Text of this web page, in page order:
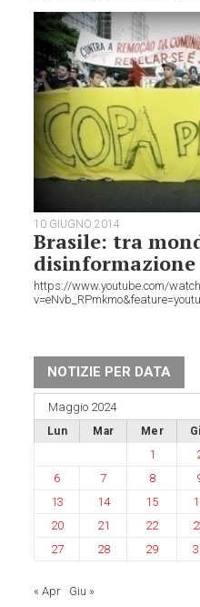
10 GIUGNO 2014
Brasile: tra
disinformazione
https://www.youtube.com/
NOTIZIE PER DATA
Maggio 2024
Lun Mar Mer
1
6
7 8
13
14 15
20
21 22
27
28 29
« Apr Giu »